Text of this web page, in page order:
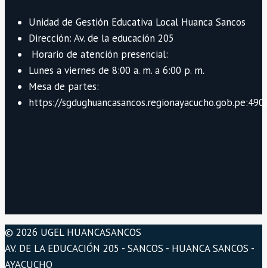
Unidad de Gestión Educativa Local Huanca Sancos
Dirección: Av. de la educación 205
Horario de atención presencial:
Lunes a viernes de 8:00 a. m. a 6:00 p. m.
Mesa de partes:
https://
© 2026 UGEL HUANCASANCOS
AV. DE LA EDUCACIÓN 205 - SANCOS - HUANCA SANCOS -
AYACUCHO